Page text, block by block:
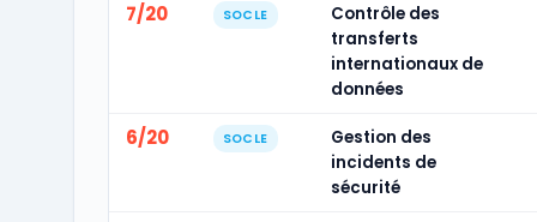
7/20 SOCLE
Contrôle des
transferts
internationaux de
données
6/20 SOCLE
Gestion des
incidents de
sécurité